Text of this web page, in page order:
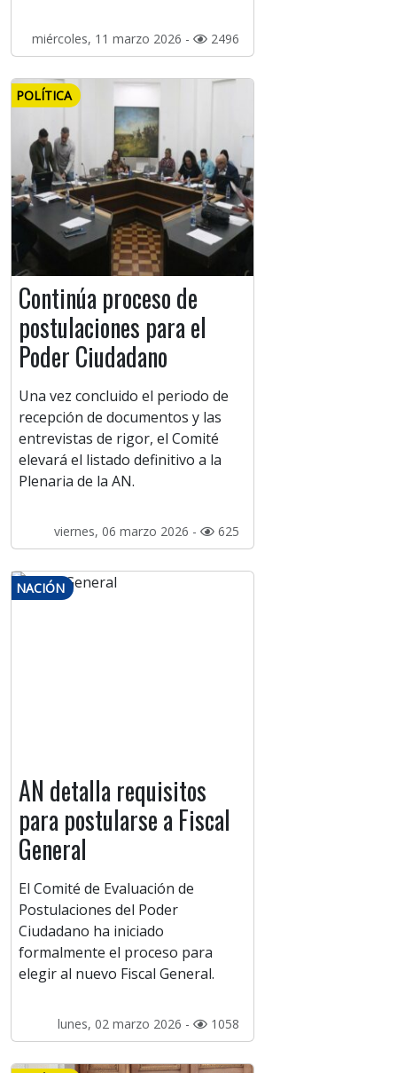
miércoles, 11 marzo 2026 - 2496
POLÍTICA
Continúa proceso de
postulaciones para el
Poder Ciudadano
Una vez concluido el periodo de
recepción de documentos y las
entrevistas de rigor, el Comité
elevará el listado definitivo a la
Plenaria de la AN.
viernes, 06 marzo 2026 - 625
NACIÓN
AN detalla requisitos
para postularse a Fiscal
General
El Comité de Evaluación de
Postulaciones del Poder
Ciudadano ha iniciado
formalmente el proceso para
elegir al nuevo Fiscal General.
lunes, 02 marzo 2026 - 1058